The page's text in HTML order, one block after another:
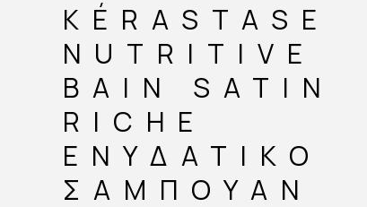
KÉRASTASE
NUTRITIVE
BAIN SATIN
RICHE
ΕΝΥΔΑΤΙΚΌ
ΣΑΜΠΟΥΆΝ